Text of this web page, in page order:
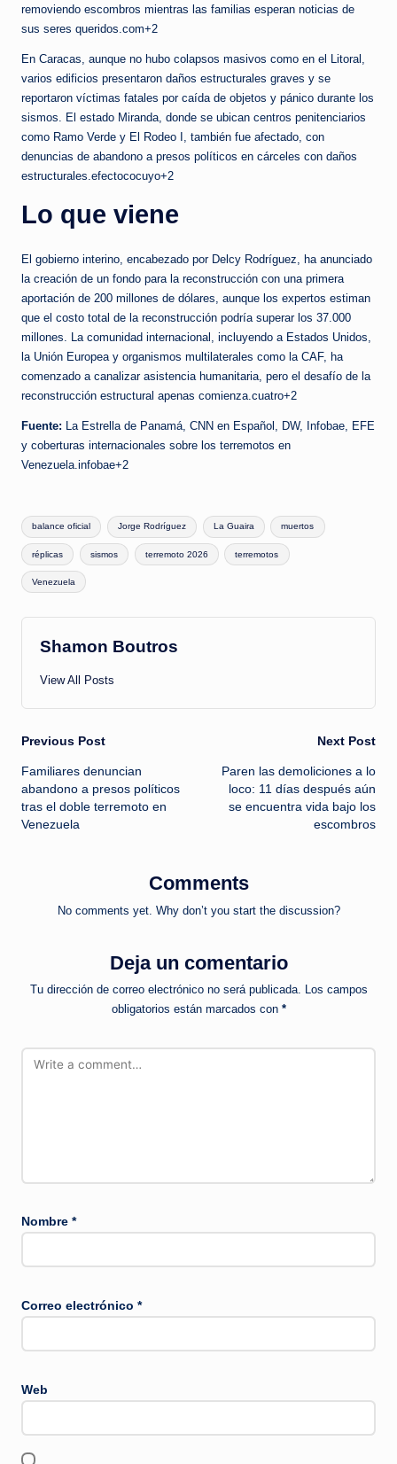
removiendo escombros mientras las familias esperan noticias de
sus seres queridos.com+2
En Caracas, aunque no hubo colapsos masivos como en el Litoral,
varios edificios presentaron daños estructurales graves y se
reportaron víctimas fatales por caída de objetos y pánico durante los
sismos. El estado Miranda, donde se ubican centros penitenciarios
como Ramo Verde y El Rodeo I, también fue afectado, con
denuncias de abandono a presos políticos en cárceles con daños
estructurales.efectococuyo+2
Lo que viene
El gobierno interino, encabezado por Delcy Rodríguez, ha anunciado
la creación de un fondo para la reconstrucción con una primera
aportación de 200 millones de dólares, aunque los expertos estiman
que el costo total de la reconstrucción podría superar los 37.000
millones. La comunidad internacional, incluyendo a Estados Unidos,
la Unión Europea y organismos multilaterales como la CAF, ha
comenzado a canalizar asistencia humanitaria, pero el desafío de la
reconstrucción estructural apenas comienza.cuatro+2
Fuente: La Estrella de Panamá, CNN en Español, DW, Infobae, EFE
y coberturas internacionales sobre los terremotos en
Venezuela.infobae+2
Tags:
balance oficial Jorge Rodríguez La Guaira muertos
réplicas sismos terremoto 2026 terremotos
Venezuela
Shamon Boutros
View All Posts
Post
navigation
Previous Post
Familiares denuncian
abandono a presos políticos
tras el doble terremoto en
Venezuela
Next Post
Paren las demoliciones a lo
loco: 11 días después aún
se encuentra vida bajo los
escombros
Comments
No comments yet. Why don’t you start the discussion?
Deja un comentario
Tu dirección de correo electrónico no será publicada. Los campos
obligatorios están marcados con *
Nombre *
Correo electrónico *
Web